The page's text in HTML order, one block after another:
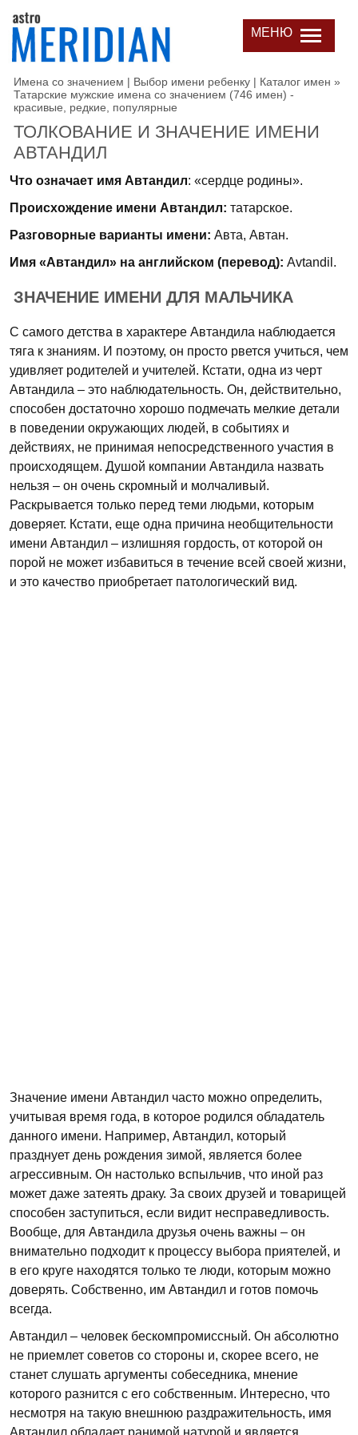
МЕНЮ
Имена со значением | Выбор имени ребенку | Каталог имен »
Татарские мужские имена со значением (746 имен) -
красивые, редкие, популярные
ТОЛКОВАНИЕ И ЗНАЧЕНИЕ ИМЕНИ
АВТАНДИЛ
Что означает имя Автандил: «сердце родины».
Происхождение имени Автандил: татарское.
Разговорные варианты имени: Авта, Автан.
Имя «Автандил» на английском (перевод): Avtandil.
ЗНАЧЕНИЕ ИМЕНИ ДЛЯ МАЛЬЧИКА
С самого детства в характере Автандила наблюдается
тяга к знаниям. И поэтому, он просто рвется учиться, чем
удивляет родителей и учителей. Кстати, одна из черт
Автандила – это наблюдательность. Он, действительно,
способен достаточно хорошо подмечать мелкие детали
в поведении окружающих людей, в событиях и
действиях, не принимая непосредственного участия в
происходящем. Душой компании Автандила назвать
нельзя – он очень скромный и молчаливый.
Раскрывается только перед теми людьми, которым
доверяет. Кстати, еще одна причина необщительности
имени Автандил – излишняя гордость, от которой он
порой не может избавиться в течение всей своей жизни,
и это качество приобретает патологический вид.
Значение имени Автандил часто можно определить,
учитывая время года, в которое родился обладатель
данного имени. Например, Автандил, который
празднует день рождения зимой, является более
агрессивным. Он настолько вспыльчив, что иной раз
может даже затеять драку. За своих друзей и товарищей
способен заступиться, если видит несправедливость.
Вообще, для Автандила друзья очень важны – он
внимательно подходит к процессу выбора приятелей, и
в его круге находятся только те люди, которым можно
доверять. Собственно, им Автандил и готов помочь
всегда.
Автандил – человек бескомпромиссный. Он абсолютно
не приемлет советов со стороны и, скорее всего, не
станет слушать аргументы собеседника, мнение
которого разнится с его собственным. Интересно, что
несмотря на такую внешнюю раздражительность, имя
Автандил обладает ранимой натурой и является